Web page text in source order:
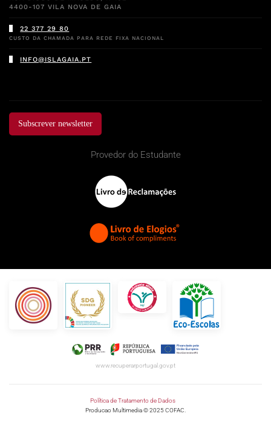
4400-107 VILA NOVA DE GAIA
22 377 29 80
CUSTO DA CHAMADA PARA REDE FIXA NACIONAL
INFO@ISLAGAIA.PT
Subscrever newsletter
Provedor do Estudante
www.recuperarportugal.gov.pt
Política de Tratamento de Dados
Producao Multimedia © 2025 COFAC.